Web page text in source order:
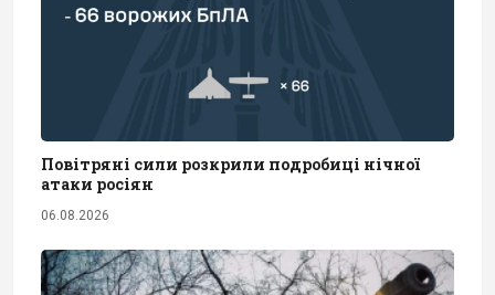
Повітряні сили розкрили подробиці нічної
атаки росіян
06.08.2026